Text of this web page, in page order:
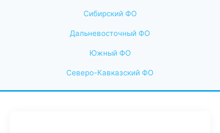
Сибирский ФО
Дальневосточный ФО
Южный ФО
Северо-Кавказский ФО